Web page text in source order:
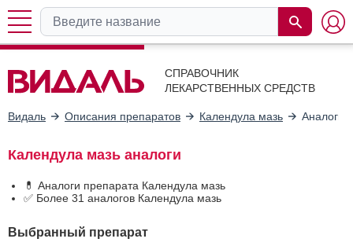
СПРАВОЧНИК
ЛЕКАРСТВЕННЫХ СРЕДСТВ
Видаль Описания препаратов Календула мазь Аналоги
Календула мазь аналоги
💊 Аналоги препарата Календула мазь
✅ Более 31 аналогов Календула мазь
Выбранный препарат